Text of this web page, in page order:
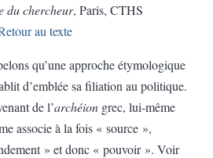
du chercheur, Paris, CTHS
au texte
qu’une approche étymologique
d’emblée sa filiation au politique.
de l’archéion grec, lui-même
associe à la fois « source »,
» et donc « pouvoir ». Voir